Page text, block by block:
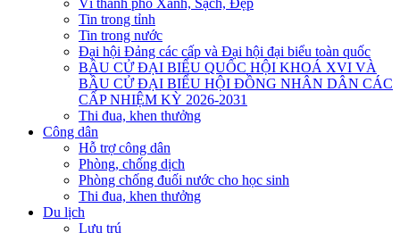
Vì thành phố Xanh, Sạch, Đẹp
Tin trong tỉnh
Tin trong nước
Đại hội Đảng các cấp và Đại hội đại biểu toàn quốc
BẦU CỬ ĐẠI BIỂU QUỐC HỘI KHOÁ XVI VÀ
BẦU CỬ ĐẠI BIỂU HỘI ĐỒNG NHÂN DÂN CÁC
CẤP NHIỆM KỲ 2026-2031
Thi đua, khen thưởng
Công dân
Hỗ trợ công dân
Phòng, chống dịch
Phòng chống đuối nước cho học sinh
Thi đua, khen thưởng
Du lịch
Lưu trú